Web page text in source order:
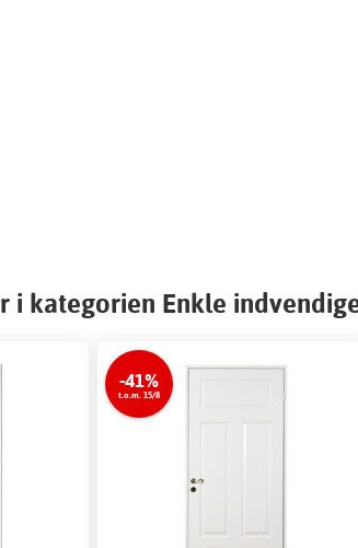
i kategorien Enkle
-41%
t.o.m. 15/8